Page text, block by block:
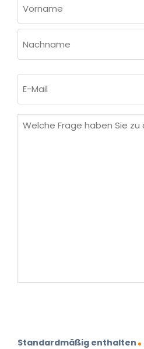
(ERFORDERLICH)
Vorname
Mail
Welche
Standardmäßig enthalten